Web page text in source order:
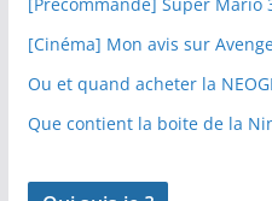
[Cinéma] Mon avis sur
Ou et quand acheter la
Que contient la boite de la